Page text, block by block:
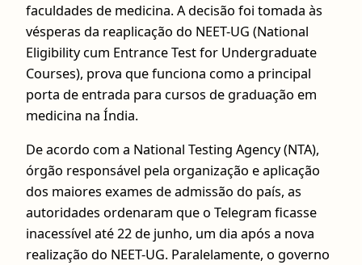
faculdades de medicina. A decisão foi tomada às
vésperas da reaplicação do NEET-UG (National
Eligibility cum Entrance Test for Undergraduate
Courses), prova que funciona como a principal
porta de entrada para cursos de graduação em
medicina na Índia.
De acordo com a National Testing Agency (NTA),
órgão responsável pela organização e aplicação
dos maiores exames de admissão do país, as
autoridades ordenaram que o Telegram ficasse
inacessível até 22 de junho, um dia após a nova
realização do NEET-UG. Paralelamente, o governo